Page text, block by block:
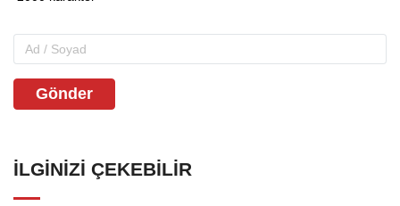
Gönder
İLGINIZI ÇEKEBILIR